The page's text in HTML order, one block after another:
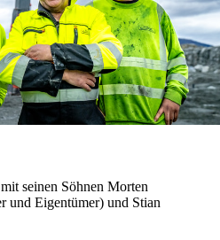
seinen Söhnen Morten
und Eigentümer) und Stian